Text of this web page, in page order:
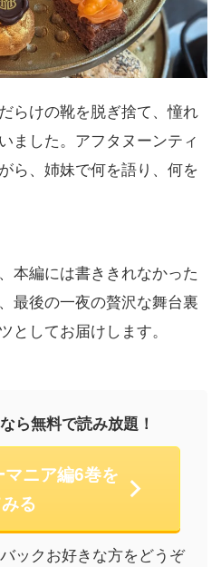
らけの靴を脱ぎ捨て、憧れ
ました。アフタヌーンティ
ら、姉妹で何を語り、何を
本編には書ききれなかった
最後の一夜の贅沢な舞台裏
としてお届けします。
ら無料で読み放題！
ニア編6巻を
る
ックお好きな方をどうぞ